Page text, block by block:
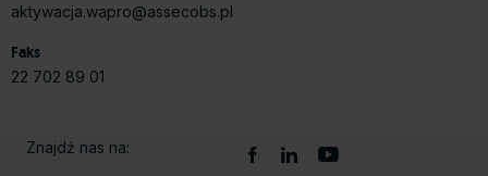
aktywacja.wapro@assecobs.pl
Faks
22 702 89 01
Znajdź nas na: